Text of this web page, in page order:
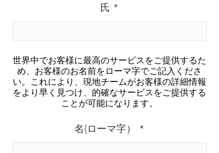
氏 *
世界中でお客様に最高のサービスをご提供するた
め、お客様のお名前をローマ字でご記入くださ
い。これにより、現地チームがお客様の詳細情報
をより早く見つけ、的確なサービスをご提供する
ことが可能になります。
名(ローマ字） *